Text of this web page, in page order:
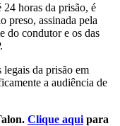
horas da prisão, é
preso, assinada pela
do condutor e os das
legais da prisão em
a audiência de
Clique aqui para